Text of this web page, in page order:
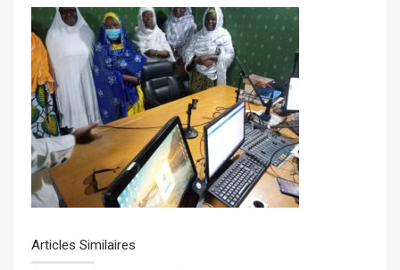
Articles Similaires